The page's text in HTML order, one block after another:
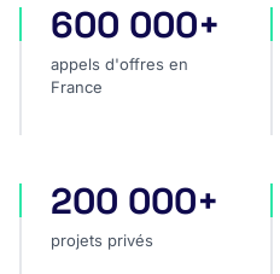
appels d'offres en France
600 000+
appels d'offres en
France
projets privés
200 000+
projets privés